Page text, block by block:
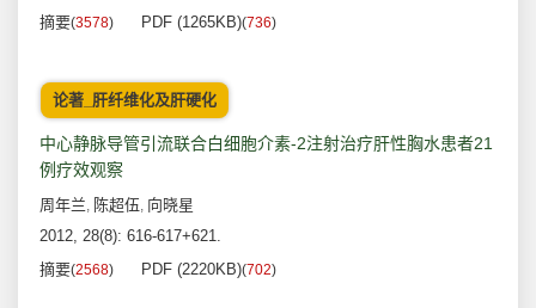
摘要(3578) PDF (1265KB)(736)
论著_肝纤维化及肝硬化
中心静脉导管引流联合白细胞介素-2注射治疗肝性胸水患者21
例疗效观察
周年兰, 陈超伍, 向晓星
2012, 28(8): 616-617+621.
摘要(2568) PDF (2220KB)(702)